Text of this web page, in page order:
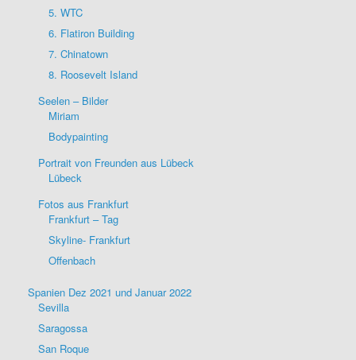
5. WTC
6. Flatiron Building
7. Chinatown
8. Roosevelt Island
Seelen – Bilder
Miriam
Bodypainting
Portrait von Freunden aus Lübeck
Lübeck
Fotos aus Frankfurt
Frankfurt – Tag
Skyline- Frankfurt
Offenbach
Spanien Dez 2021 und Januar 2022
Sevilla
Saragossa
San Roque